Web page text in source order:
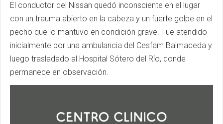
El conductor del Nissan quedó inconsciente en el lugar
con un trauma abierto en la cabeza y un fuerte golpe en el
pecho que lo mantuvo en condición grave. Fue atendido
inicialmente por una ambulancia del Cesfam Balmaceda y
luego trasladado al Hospital Sótero del Río, donde
permanece en observación.